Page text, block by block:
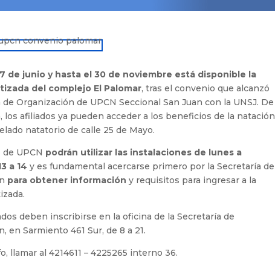
7 de junio y hasta el 30 de noviembre está disponible la
del complejo El Palomar, tras el convenio que alcanzó
de Organización de UPCN Seccional San Juan con la UNSJ. De
los afiliados ya pueden acceder a los beneficios de la natación
natatorio de calle 25 de Mayo.
UPCN podrán utilizar las instalaciones de lunes a
a 14 y es fundamental acercarse primero por la Secretaría de
para obtener información y requisitos para ingresar a la
deben inscribirse en la oficina de la Secretaría de
en Sarmiento 461 Sur, de 8 a 21.
llamar al 4214611 – 4225265 interno 36.